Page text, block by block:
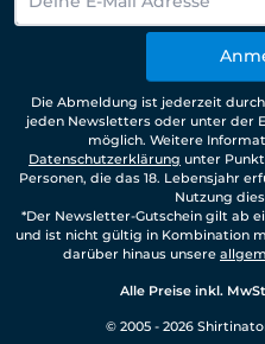
Die Abmeldung ist jederzeit
jeden Newsletters oder unter der
möglich. Weitere
Datenschutzerklärung unter
Personen, die das 18. Lebensjahr
Nutzung
*Der Newsletter-Gutschein gilt ab
und ist nicht gültig in Kombination
darüber hinaus unsere
Alle Preise inkl.
© 2005 - 2026